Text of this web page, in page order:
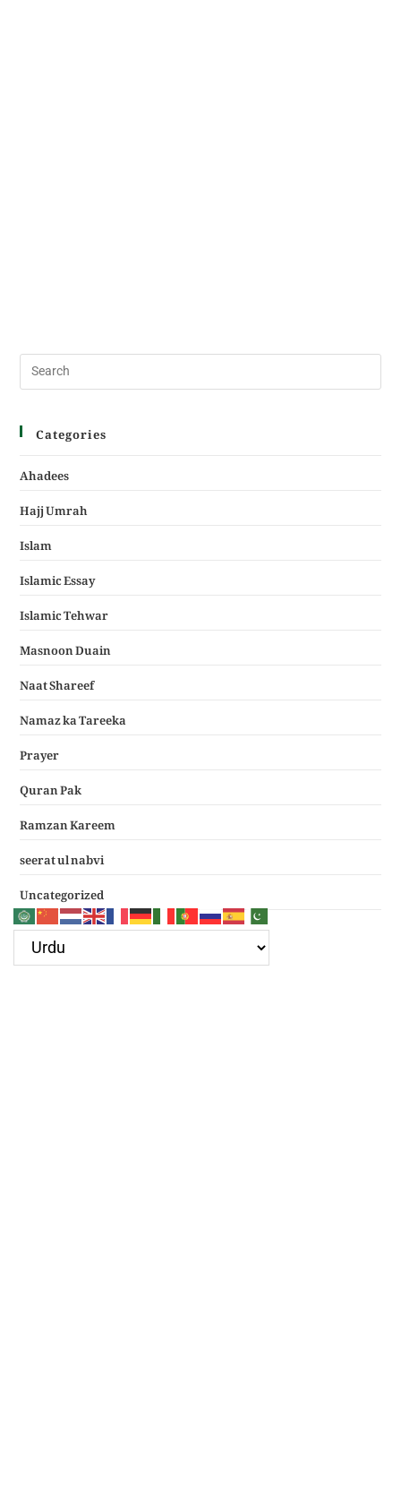
Categories
Ahadees
Hajj Umrah
Islam
Islamic Essay
Islamic Tehwar
Masnoon Duain
Naat Shareef
Namaz ka Tareeka
Prayer
Quran Pak
Ramzan Kareem
seerat ul nabvi
Uncategorized
Google Ad